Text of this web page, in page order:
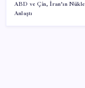
ABD ve Çin, İran’ın
Anlaştı